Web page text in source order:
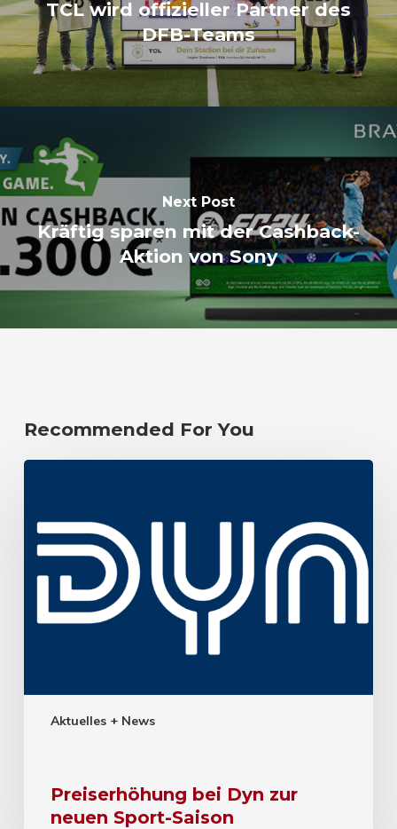
TCL wird offizieller Partner des
DFB-Teams
Next Post
Kräftig sparen mit der Cashback-
Aktion von Sony
Recommended For You
Aktuelles + News
Preiserhöhung bei Dyn zur
neuen Sport-Saison